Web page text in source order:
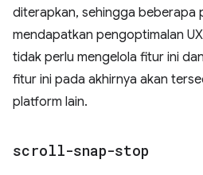
diterapkan, sehingga beberapa
mendapatkan pengoptimalan
tidak perlu mengelola fitur ini
fitur ini pada akhirnya akan
platform lain.
scroll-snap-stop